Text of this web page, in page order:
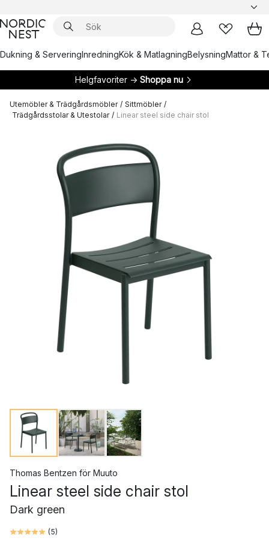
Dukning & ServeringInredningKök & MatlagningBelysningMattor &
Helgfavoriter → Shoppa nu
Utemöbler & Trädgårdsmöbler / Sittmöbler /
Trädgårdsstolar & Utestolar / Linear steel side chair stol
Thomas Bentzen för Muuto
Linear steel side chair stol
Dark green
(5)